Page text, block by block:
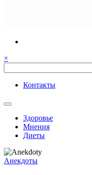
Весёлый и
жизни
Семья, общение, здоровье.
×
Весёлый и здоровый
Контакты
Здоровье
Мнения
Диеты
Анекдоты